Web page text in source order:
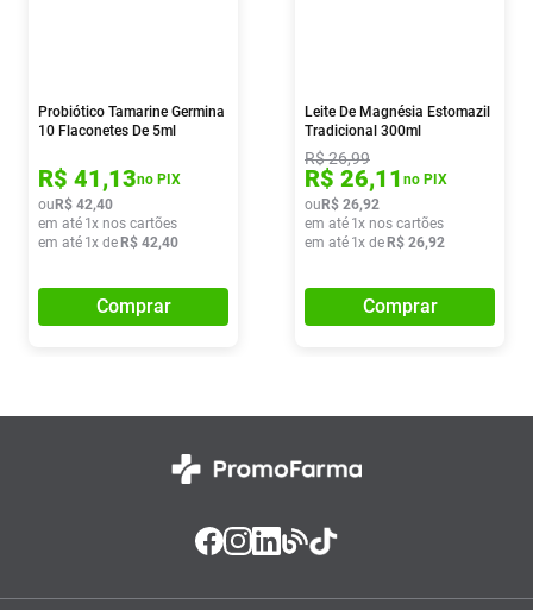
Probiótico Tamarine Germina
10 Flaconetes De 5ml
R$ 41,13no PIX
ou R$ 42,40
em até 1x nos cartões
em até 1x de R$ 42,40
Comprar
Leite De Magnésia Estomazil
Tradicional 300ml
R$26,99
R$ 26,11 no PIX
ou R$ 26,92
em até 1x nos cartões
em até 1x de R$ 26,92
Comprar